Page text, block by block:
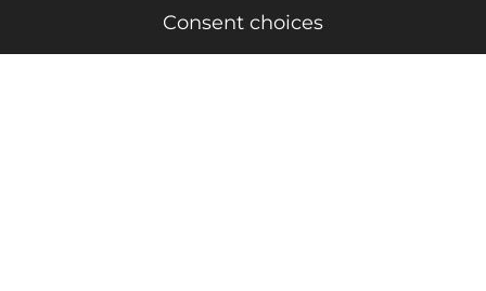
Consent choices